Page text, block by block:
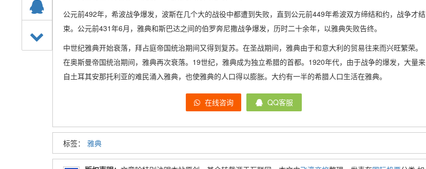
公元前492年，希波战争爆发，波斯在几个大的战役中都遭到失败，直到公元前449年希波双方缔结和约，战争才结
束。公元前431年6月，雅典和斯巴达之间的伯罗奔尼撒战争爆发，历时二十余年，以雅典失败告终。
中世纪雅典开始衰落，拜占庭帝国统治期间又得到复苏。在圣战期间，雅典由于和意大利的贸易往来而兴旺繁荣。
在奥斯曼帝国统治期间，雅典再次衰落。19世纪，雅典成为独立希腊的首都。1920年代，由于战争的爆发，大量来
自土耳其安那托利亚的难民涌入雅典，也使雅典的人口得以膨胀。大约有一半的希腊人口生活在雅典。
在线咨询 QQ客服
标签： 雅典